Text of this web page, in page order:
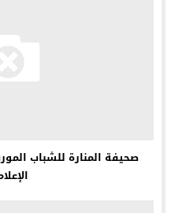
صحيفة المنارة للشباب